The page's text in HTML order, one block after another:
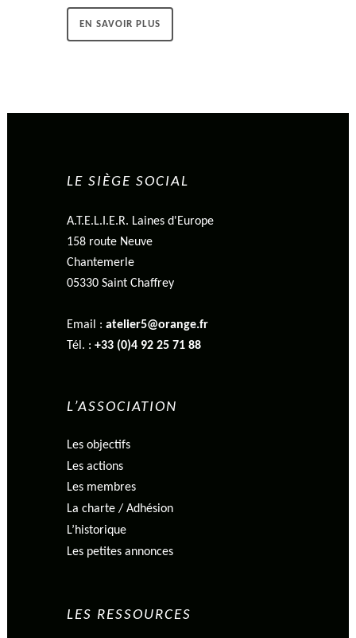
EN SAVOIR PLUS
LE SIÈGE SOCIAL
A.T.E.L.I.E.R. Laines d'Europe
158 route Neuve
Chantemerle
05330 Saint Chaffrey
Email : atelier5@orange.fr
Tél. : +33 (0)4 92 25 71 88
L’ASSOCIATION
Les objectifs
Les actions
Les membres
La charte / Adhésion
L’historique
Les petites annonces
LES RESSOURCES